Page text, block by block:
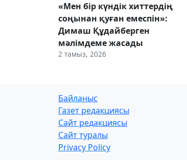
«Мен бір күндік хиттердің
соңынан қуған емеспін»:
Димаш Құдайберген
мәлімдеме жасады
2 тамыз, 2026
Байланыс
Газет редакциясы
Сайт редакциясы
Сайт туралы
Privacy Policy